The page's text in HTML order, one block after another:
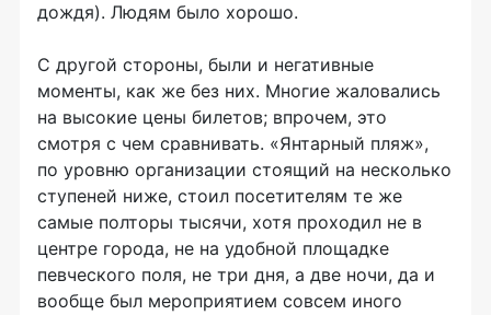
дождя). Людям было хорошо.
С другой стороны, были и негативные
моменты, как же без них. Многие жаловались
на высокие цены билетов; впрочем, это
смотря с чем сравнивать. «Янтарный пляж»,
по уровню организации стоящий на несколько
ступеней ниже, стоил посетителям те же
самые полторы тысячи, хотя проходил не в
центре города, не на удобной площадке
певческого поля, не три дня, а две ночи, да и
вообще был мероприятием совсем иного